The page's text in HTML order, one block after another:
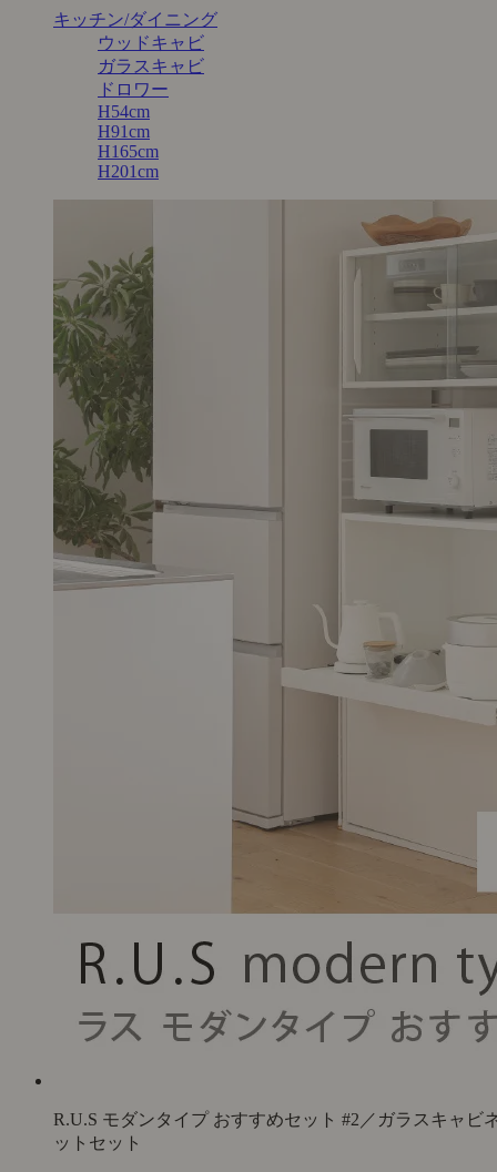
キッチン/ダイニング
ウッドキャビ
ガラスキャビ
ドロワー
H54cm
H91cm
H165cm
H201cm
R.U.S モダンタイプ おすすめセット #2／ガラスキャビ
ットセット